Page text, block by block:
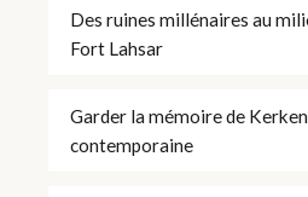
Des ruines millénaires au
Fort Lahsar
Garder la mémoire de
contemporaine